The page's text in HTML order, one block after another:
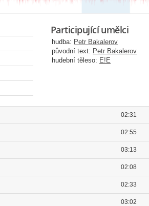
Participující umělci
hudba: Petr Bakalerov
původní text: Petr Bakalerov
hudební těleso: E!E
02:31
02:55
03:13
02:08
02:33
03:02